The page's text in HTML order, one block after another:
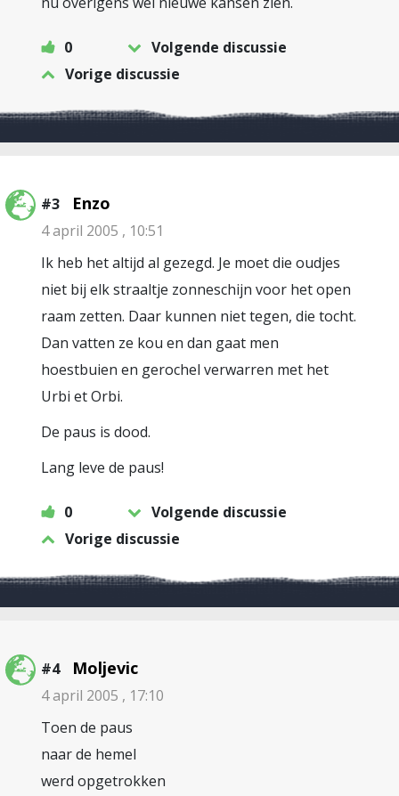
0
Volgende discussie
Vorige discussie
#3 Enzo
4 april 2005 , 10:51
Ik heb het altijd al gezegd. Je moet die oudjes
niet bij elk straaltje zonneschijn voor het open
raam zetten. Daar kunnen niet tegen, die tocht.
Dan vatten ze kou en dan gaat men
hoestbuien en gerochel verwarren met het
Urbi et Orbi.
De paus is dood.
Lang leve de paus!
0
Volgende discussie
Vorige discussie
#4 Moljevic
4 april 2005 , 17:10
Toen de paus
naar de hemel
werd opgetrokken